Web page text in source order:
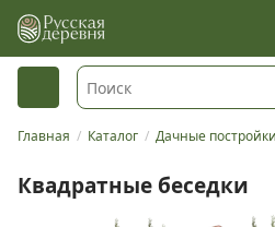
Главная Каталог Дачные
Квадратные беседки